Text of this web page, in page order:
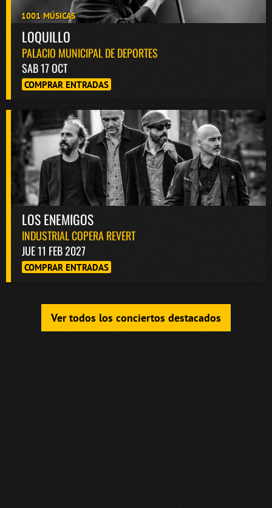
1001 MÚSICAS
LOQUILLO
PALACIO MUNICIPAL DE DEPORTES
SAB 17 OCT
COMPRAR ENTRADAS
LOS ENEMIGOS
INDUSTRIAL COPERA REVERT
JUE 11 FEB 2027
COMPRAR ENTRADAS
Ver todos los conciertos destacados